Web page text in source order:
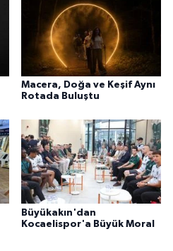
Macera, Doğa ve Keşif Aynı
Rotada Buluştu
Büyükakın'dan
Kocaelispor'a Büyük Moral